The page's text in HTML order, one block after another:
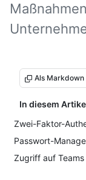
Als Markdown
In diesem
Zwei-Faktor-
Passwort-
Zugriff auf